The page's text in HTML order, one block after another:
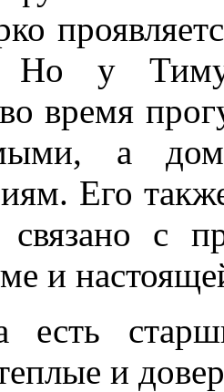
Но у
время
а
Его
с
и
есть
и